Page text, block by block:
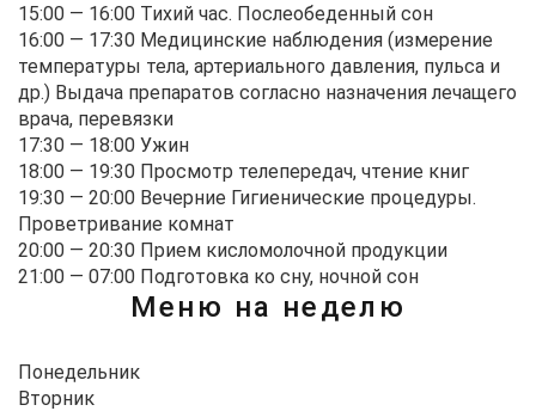
15:00 — 16:00 Тихий час. Послеобеденный сон
16:00 — 17:30 Медицинские наблюдения (измерение
температуры тела, артериального давления, пульса и
др.) Выдача препаратов согласно назначения лечащего
врача, перевязки
17:30 — 18:00 Ужин
18:00 — 19:30 Просмотр телепередач, чтение книг
19:30 — 20:00 Вечерние Гигиенические процедуры.
Проветривание комнат
20:00 — 20:30 Прием кисломолочной продукции
21:00 — 07:00 Подготовка ко сну, ночной сон
Меню на неделю
Понедельник
Вторник